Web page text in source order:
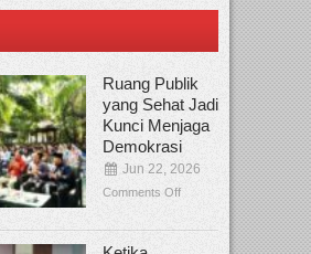
Ruang Publik
yang Sehat Jadi
Kunci Menjaga
Demokrasi
Jun 22, 2026
Comments Off